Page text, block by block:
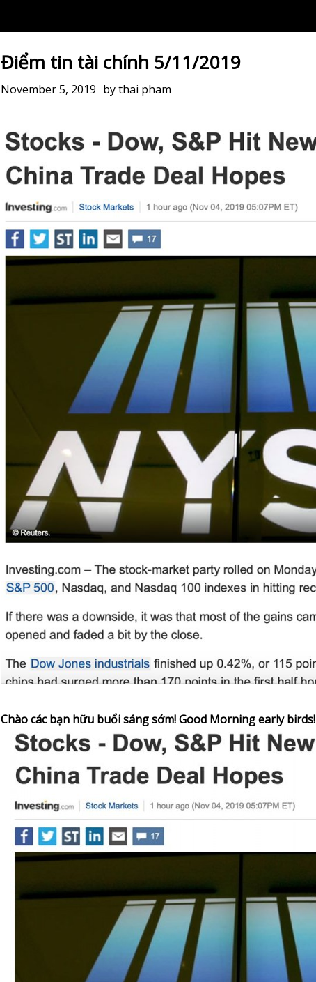
Điểm tin tài chính 5/11/2019
November 5, 2019 bythai pham
Chào các bạn hữu buổi sáng sớm! Good Morning early birds!